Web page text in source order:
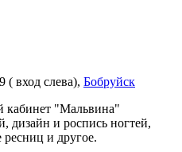
( вход слева), Бобруйск
"Мальвина"
дизайн и роспись ногтей,
ресниц и другое.